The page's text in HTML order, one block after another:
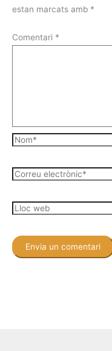
estan marcats amb *
Comentari *
Nom*
Correu
Lloc